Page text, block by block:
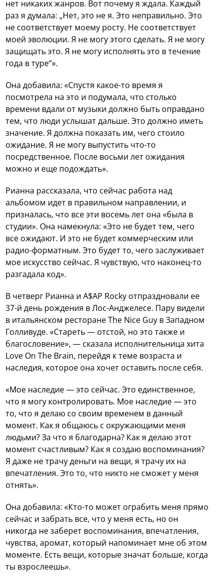
нет никаких жанров. Вот почему я ждала. Каждый
раз я думала: „Нет, это не я. Это неправильно. Это
не соответствует моему росту. Не соответствует
моей эволюции. Я не могу этого сделать. Я не могу
защищать это. Я не могу исполнять это в течение
года в туре“».
Она добавила: «Спустя какое-то время я
посмотрела на это и подумала, что столько
времени вдали от музыки должно быть оправдано
тем, что люди услышат дальше. Это должно иметь
значение. Я должна показать им, чего стоило
ожидание. Я не могу выпустить что-то
посредственное. После восьми лет ожидания
можно и еще подождать».
Рианна рассказала, что сейчас работа над
альбомом идет в правильном направлении, и
призналась, что все эти восемь лет она «была в
студии». Она намекнула: «Это не будет тем, чего
все ожидают. И это не будет коммерческим или
радио-форматным. Это будет то, чего заслуживает
мое искусство сейчас. Я чувствую, что наконец-то
разгадала код».
В четверг Рианна и A$AP Rocky отпраздновали ее
37-й день рождения в Лос-Анджелесе. Пару видели
в итальянском ресторане The Nice Guy в Западном
Голливуде. «Стареть — отстой, но это также и
благословение», — сказала исполнительница хита
Love On The Brain, перейдя к теме возраста и
наследия, которое она хочет оставить после себя.
«Мое наследие — это сейчас. Это единственное,
что я могу контролировать. Мое наследие — это
то, что я делаю со своим временем в данный
момент. Как я общаюсь с окружающими меня
людьми? За что я благодарна? Как я делаю этот
момент счастливым? Как я создаю воспоминания?
Я даже не трачу деньги на вещи, я трачу их на
впечатления. Это то, что никто не сможет у меня
отнять».
Она добавила: «Кто-то может ограбить меня прямо
сейчас и забрать все, что у меня есть, но он
никогда не заберет воспоминания, впечатления,
чувства, аромат, который напоминает мне об этом
моменте. Есть вещи, которые значат больше, когда
ты взрослеешь».